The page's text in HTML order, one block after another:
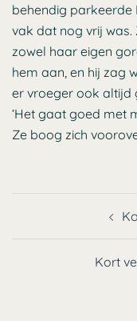
behendig parkeerde
vak dat nog vrij
zowel haar eigen
hem aan, en hij zag
er vroeger ook altijd
‘Het gaat goed met
Ze boog zich
Kort